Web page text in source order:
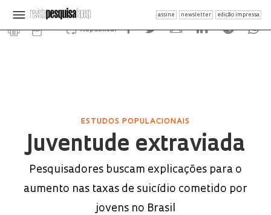
assine newsletter edição impressa
Republicar
ESTUDOS POPULACIONAIS
Juventude extraviada
Pesquisadores buscam explicações para o
aumento nas taxas de suicídio cometido por
jovens no Brasil